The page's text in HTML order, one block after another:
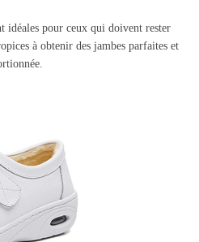
idéales pour ceux qui doivent rester
à obtenir des jambes parfaites et